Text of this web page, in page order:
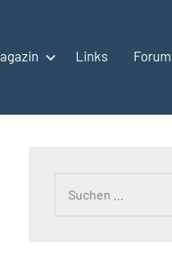
Links Forum